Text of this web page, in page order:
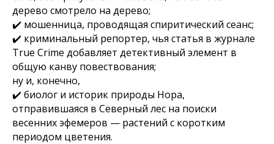
дерево смотрело на дерево;
✔️ мошенница, проводящая спиритический сеанс;
✔️ криминальный репортер, чья статья в журнале
True Crime добавляет детективный элемент в
общую канву повествования;
ну и, конечно,
✔️ биолог и историк природы Нора,
отправившаяся в Северный лес на поиски
весенних эфемеров — растений с коротким
периодом цветения.